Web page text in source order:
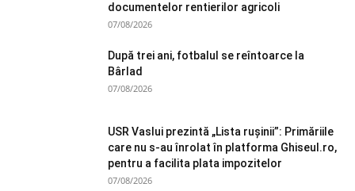
documentelor rentierilor agricoli
07/08/2026
După trei ani, fotbalul se reîntoarce la
Bârlad
07/08/2026
USR Vaslui prezintă „Lista rușinii”: Primăriile
care nu s-au înrolat în platforma Ghiseul.ro,
pentru a facilita plata impozitelor
07/08/2026